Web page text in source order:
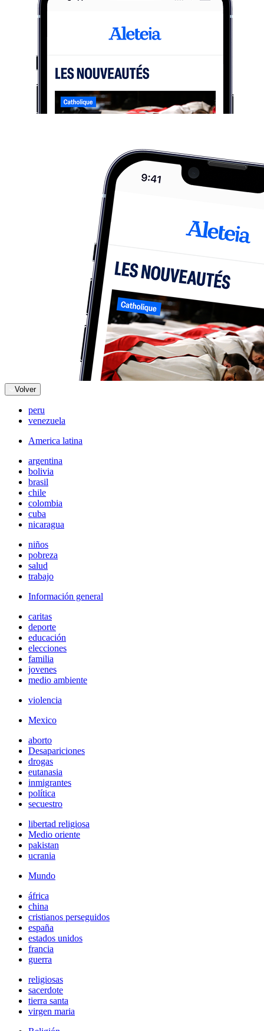
Volver
peru
venezuela
America latina
argentina
bolivia
brasil
chile
colombia
cuba
nicaragua
niños
pobreza
salud
trabajo
Información general
caritas
deporte
educación
elecciones
familia
jovenes
medio ambiente
violencia
Mexico
aborto
Desapariciones
drogas
eutanasia
inmigrantes
política
secuestro
libertad religiosa
Medio oriente
pakistan
ucrania
Mundo
áfrica
china
cristianos perseguidos
españa
estados unidos
francia
guerra
religiosas
sacerdote
tierra santa
virgen maria